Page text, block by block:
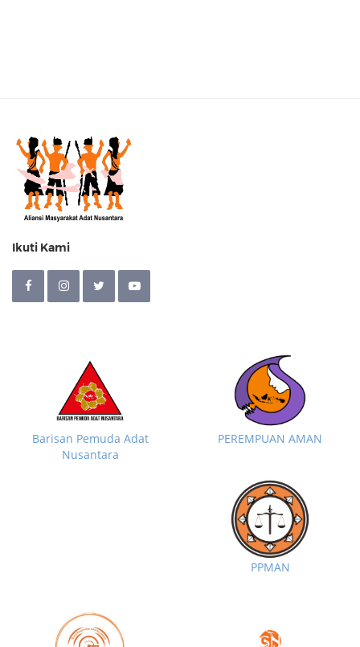
Ikuti Kami
Barisan Pemuda Adat
Nusantara
PEREMPUAN AMAN
PPMAN